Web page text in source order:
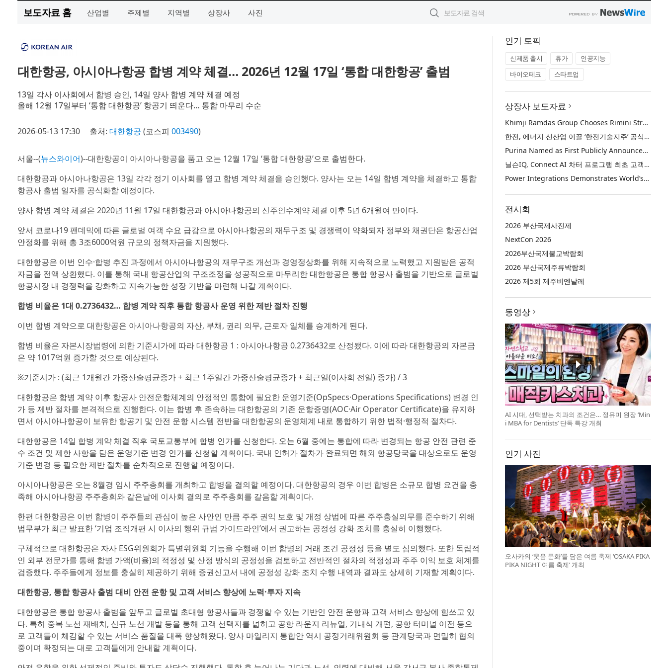
보도자료 홈 산업별 주제별 지역별 상장사 사진
대한항공, 아시아나항공 합병 계약 체결… 2026년 12월 17일 ‘통합 대한항공’ 출범
13일 각사 이사회에서 합병 승인, 14일 양사 합병 계약 체결 예정
올해 12월 17일부터 ‘통합 대한항공’ 항공기 띄운다… 통합 마무리 수순
2026-05-13 17:30 출처: 대한항공 (코스피 003490)
서울--(뉴스와이어)--대한항공이 아시아나항공을 품고 오는 12월 17일 ‘통합 대한항공’으로 출범한다.
대한항공과 아시아나항공은 13일 각각 정기 이사회를 열고 합병 계약 체결을 승인했다. 양사는 오는 14일 합병 계약을 체결하고 통합
항공사 출범 일자를 공식화할 예정이다.
양사 합병 계약 체결은 2020년 11월 17일 대한항공과 아시아나항공의 신주인수계약 체결 이후 5년 6개월여 만이다.
앞서 코로나19 팬데믹에 따른 글로벌 여객 수요 급감으로 아시아나항공의 재무구조 및 경쟁력이 약화되자 정부와 채권단은 항공산업
안정화를 위해 총 3조6000억원 규모의 정책자금을 지원했다.
대한항공은 이번 인수·합병 추진 과정에서 아시아나항공의 재무구조 개선과 경영정상화를 위해 지속적으로 노력했고 지원받은 공적
자금을 전액 상환했다. 이를 통해 국내 항공산업의 구조조정을 성공적으로 마무리한 대한항공은 통합 항공사 출범을 기반으로 글로벌
항공시장 내 경쟁력을 강화하고 지속가능한 성장 기반을 마련해 나갈 계획이다.
합병 비율은 1대 0.2736432… 합병 계약 직후 통합 항공사 운영 위한 제반 절차 진행
이번 합병 계약으로 대한항공은 아시아나항공의 자산, 부채, 권리 의무, 근로자 일체를 승계하게 된다.
합병 비율은 자본시장법령에 의한 기준시가에 따라 대한항공 1 : 아시아나항공 0.2736432로 산정됐다. 이에 따라 대한항공의 자본금
은 약 1017억원 증가할 것으로 예상된다.
※기준시가 : (최근 1개월간 가중산술평균종가 + 최근 1주일간 가중산술평균종가 + 최근일(이사회 전일) 종가) / 3
대한항공은 합병 계약 이후 항공사 안전운항체계의 안정적인 통합에 필요한 운영기준(OpSpecs·Operations Specifications) 변경 인
가 등 제반 절차를 본격적으로 진행한다. 이는 합병 후 존속하는 대한항공의 기존 운항증명(AOC·Air Operator Certificate)을 유지하
면서 아시아나항공이 보유한 항공기 및 안전 운항 시스템 전반을 대한항공의 운영체계 내로 통합하기 위한 법적·행정적 절차다.
대한항공은 14일 합병 계약 체결 직후 국토교통부에 합병 인가를 신청한다. 오는 6월 중에는 통합에 따라 변경되는 항공 안전 관련 준
수 조건 및 제한 사항을 담은 운영기준 변경 인가를 신청할 계획이다. 국내 인허가 절차가 완료되면 해외 항공당국을 대상으로도 운영
기준 변경 등 필요한 제반 절차를 순차적으로 진행할 예정이다.
아시아나항공은 오는 8월경 임시 주주총회를 개최하고 합병을 결의할 예정이다. 대한항공의 경우 이번 합병은 소규모 합병 요건을 충
족해 아시아나항공 주주총회와 같은날에 이사회 결의로 주주총회를 갈음할 계획이다.
한편 대한항공은 이번 합병이 주주들의 관심이 높은 사안인 만큼 주주 권익 보호 및 개정 상법에 따른 주주충실의무를 준수하기 위해
법무부가 최근 발표한 ‘기업 조직개편 시 이사의 행위 규범 가이드라인’에서 권고하는 공정성 강화 조치를 충실히 이행했다.
구체적으로 대한항공은 자사 ESG위원회가 특별위원회 기능을 수행해 이번 합병의 거래 조건 공정성 등을 별도 심의했다. 또한 독립적
인 외부 전문가를 통해 합병 가액(비율)의 적정성 및 산정 방식의 공정성을 검토하고 전반적인 절차의 적정성과 주주 이익 보호 체계를
검증했다. 주주들에게 정보를 충실히 제공하기 위해 증권신고서 내에 공정성 강화 조치 수행 내역과 결과도 상세히 기재할 계획이다.
대한항공, 통합 항공사 출범 대비 안전 운항 및 고객 서비스 향상에 노력·투자 지속
대한항공은 통합 항공사 출범을 앞두고 글로벌 초대형 항공사들과 경쟁할 수 있는 기반인 안전 운항과 고객 서비스 향상에 힘쓰고 있
다. 특히 중복 노선 재배치, 신규 노선 개발 등을 통해 고객 선택지를 넓히고 공항 라운지 리뉴얼, 기내식 개편, 공항 터미널 이전 등으
로 고객들이 체감할 수 있는 서비스 품질을 대폭 향상해왔다. 양사 마일리지 통합안 역시 공정거래위원회 등 관계당국과 면밀히 협의
중이며 확정되는 대로 고객들에게 안내할 계획이다.
인기 토픽
신제품 출시 휴가
인공지능
바이오테크
스타트업
상장사 보도자료
Khimji Ramdas Group Chooses Rimini Street to Reduce SAP Support Costs, Protect 700+ Customizations and Reinvest Savings in Innovation
한전, 에너지 신산업 이끌 ‘한전기술지주’ 공식 출범
Purina Named as First Publicly Announced NIQ ConnectAI Charter Client
닐슨IQ, Connect AI 차터 프로그램 최초 고객사 ‘퓨리나’ 선정
Power Integrations Demonstrates World’s First 2200 V GaN Technology for Next-Era High-Voltage Power Systems
전시회
2026 부산국제사진제
NextCon 2026
2026부산국제불교박람회
2026 부산국제주류박람회
2026 제5회 제주비엔날레
동영상
AI 시대, 선택받는 치과의 조건은… 정유미 원장 ‘Min
i MBA for Dentists’ 단독 특강 개최
인기 사진
오사카의 ‘웃음 문화’를 담은 여름 축제 ‘OSAKA PIKA
PIKA NIGHT 여름 축제’ 개최